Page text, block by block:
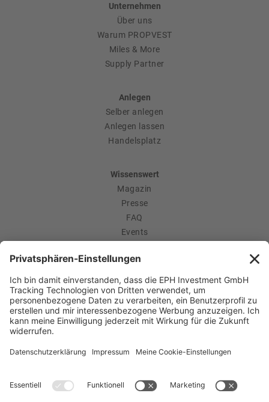
Unternehmen
Über uns
Warum PROPVEST
Miles & More
Supply Partner
Anlegen
Selber anlegen
Anlegen lassen
Handelsplatz
Wissenswert
Magazin
Presse
FAQ
Events